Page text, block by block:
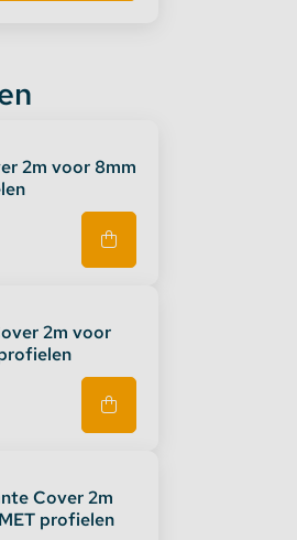
2m voor 8mm
2m voor
Cover 2m
profielen